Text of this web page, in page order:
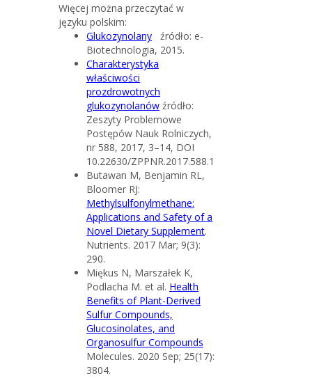
Więcej można przeczytać w
języku polskim:
Glukozynolany źródło: e-
Biotechnologia, 2015.
Charakterystyka
właściwości
prozdrowotnych
glukozynolanów źródło:
Zeszyty Problemowe
Postępów Nauk Rolniczych,
nr 588, 2017, 3–14, DOI
10.22630/ZPPNR.2017.588.1
Butawan M, Benjamin RL,
Bloomer RJ:
Methylsulfonylmethane:
Applications and Safety of a
Novel Dietary Supplement.
Nutrients. 2017 Mar; 9(3):
290.
Miękus N, Marszałek K,
Podlacha M. et al. Health
Benefits of Plant-Derived
Sulfur Compounds,
Glucosinolates, and
Organosulfur Compounds
Molecules. 2020 Sep; 25(17):
3804.